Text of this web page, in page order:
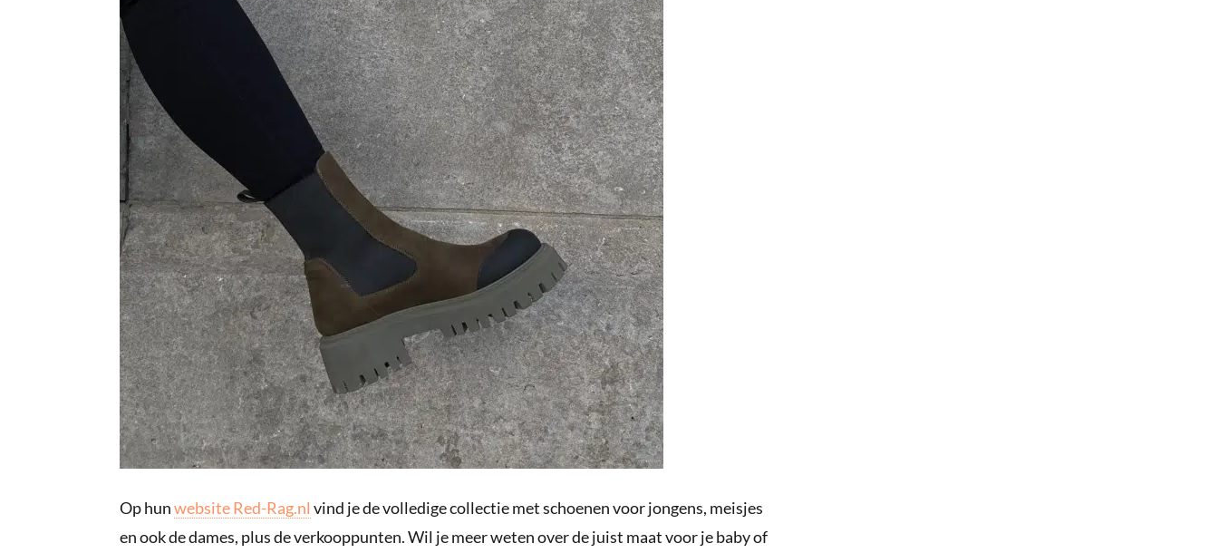
Op hunwebsite Red-Rag.nl vind je de volledige collectie met schoenen voor jongens, meisjes
en ook de dames, plus de verkooppunten. Wil je meer weten over de juist maat voor je baby of